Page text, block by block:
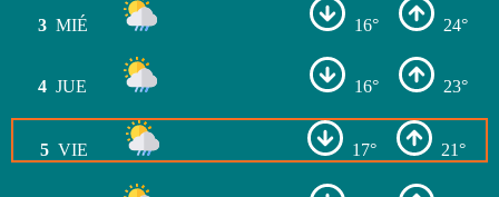
3 MIÉ 16° 24°
4 JUE 16° 23°
5 VIE 17° 21°